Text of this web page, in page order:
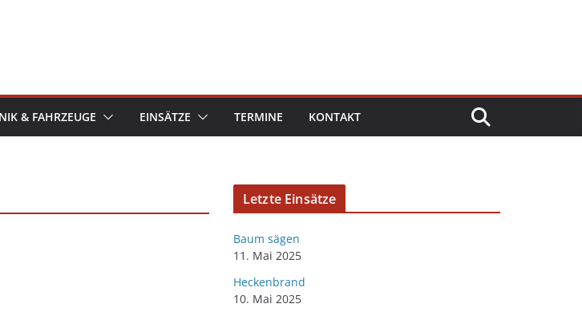
& FAHRZEUGE EINSÄTZE TERMINE KONTAKT
Letzte Einsätze
Baum sägen
11. Mai 2025
Heckenbrand
10. Mai 2025